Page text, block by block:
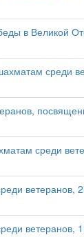
в Великой
среди
среди
ветеранов,
ветеранов,